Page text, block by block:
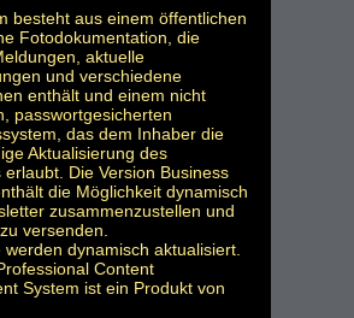
besteht aus einem öffentlichen
Fotodokumentation, die
aktuelle
und verschiedene
enthält und einem nicht
passwortgesicherten
das dem Inhaber die
Aktualisierung des
erlaubt. Die Version Business
die Möglichkeit dynamisch
zusammenzustellen und
versenden.
werden dynamisch aktualisiert.
Content
System ist ein Produkt von